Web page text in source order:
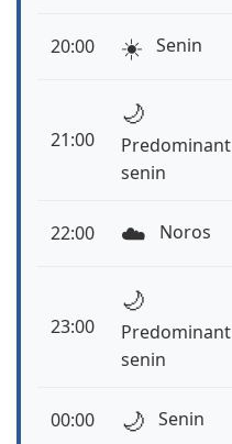
20:00 ☀️ Senin
21:00
🌙
Predominant
senin
22:00 ☁️ Noros
23:00
🌙
Predominant
senin
00:00 🌙 Senin